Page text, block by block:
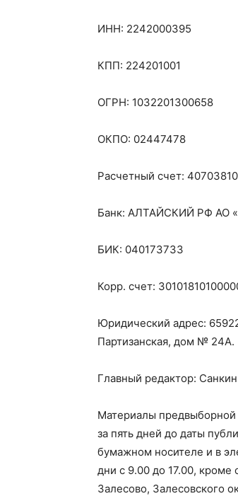
ИНН: 2242000395
КПП: 224201001
ОГРН: 1032201300658
ОКПО: 02447478
Расчетный счет:
Банк: АЛТАЙСКИЙ РФ АО
БИК: 040173733
Корр. счет:
Юридический адрес:
Партизанская, дом № 24А.
Главный редактор:
Материалы
за пять дней до даты
бумажном носителе и в
дни с 9.00 до 17.00, кроме
Залесово, Залесовского